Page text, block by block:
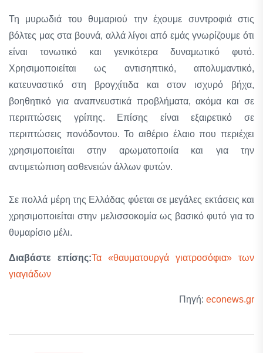
Τη μυρωδιά του θυμαριού την έχουμε συντροφιά στις
βόλτες μας στα βουνά, αλλά λίγοι από εμάς γνωρίζουμε ότι
είναι τονωτικό και γενικότερα δυναμωτικό φυτό.
Χρησιμοποιείται ως αντισηπτικό, απολυμαντικό,
κατευναστικό στη βρογχίτιδα και στον ισχυρό βήχα,
βοηθητικό για αναπνευστικά προβλήματα, ακόμα και σε
περιπτώσεις γρίπης. Επίσης είναι εξαιρετικό σε
περιπτώσεις πονόδοντου. Το αιθέριο έλαιο που περιέχει
χρησιμοποιείται στην αρωματοποιία και για την
αντιμετώπιση ασθενειών άλλων φυτών.
Σε πολλά μέρη της Ελλάδας φύεται σε μεγάλες εκτάσεις και
χρησιμοποιείται στην μελισσοκομία ως βασικό φυτό για το
θυμαρίσιο μέλι.
Διαβάστε επίσης:Τα «θαυματουργά γιατροσόφια» των
γιαγιάδων
Πηγή: econews.gr